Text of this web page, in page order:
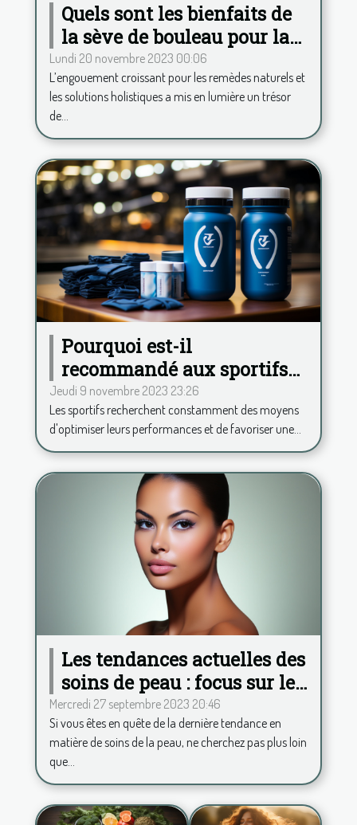
Quels sont les bienfaits de
la sève de bouleau pour la
santé ?
Lundi 20 novembre 2023 00:06
L’engouement croissant pour les remèdes naturels et
les solutions holistiques a mis en lumière un trésor
de...
Pourquoi est-il
recommandé aux sportifs
de consommer de la
phycocyanine ?
Jeudi 9 novembre 2023 23:26
Les sportifs recherchent constamment des moyens
d'optimiser leurs performances et de favoriser une...
Les tendances actuelles des
soins de peau : focus sur le
Hydrafacial
Mercredi 27 septembre 2023 20:46
Si vous êtes en quête de la dernière tendance en
matière de soins de la peau, ne cherchez pas plus loin
que...